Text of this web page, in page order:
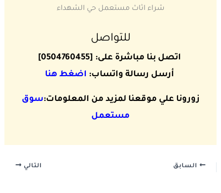
شراء اثاث مستعمل حي الشهداء
للتواصل
اتصل بنا مباشرة على: [0504760455]
أرسل رسالة واتساب: اضغط هنا
زورونا علي موقعنا لمزيد من المعلومات:سوق
مستعمل
السابق التالي